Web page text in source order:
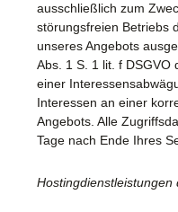
ausschließlich zum
störungsfreien Betriebs
unseres Angebots
Abs. 1 S. 1 lit. f DSGVO
einer
Interessen an einer
Angebots. Alle
Tage nach Ende Ihres